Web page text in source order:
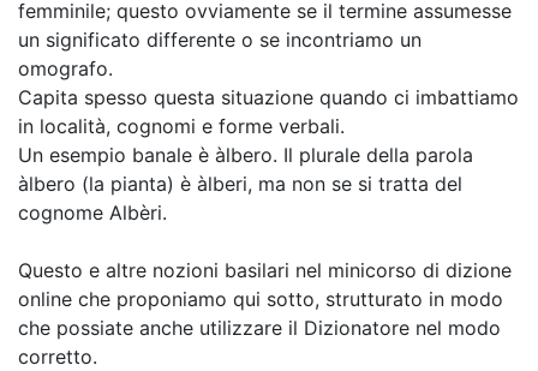
femminile; questo ovviamente se il termine assumesse
un significato differente o se incontriamo un
omografo.
Capita spesso questa situazione quando ci imbattiamo
in località, cognomi e forme verbali.
Un esempio banale è àlbero. Il plurale della parola
àlbero (la pianta) è àlberi, ma non se si tratta del
cognome Albèri.
Questo e altre nozioni basilari nel minicorso di dizione
online che proponiamo qui sotto, strutturato in modo
che possiate anche utilizzare il Dizionatore nel modo
corretto.